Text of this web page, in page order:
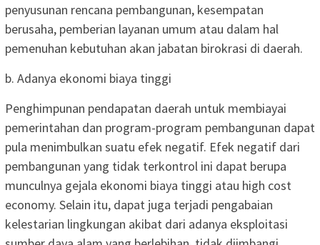
penyusunan rencana pembangunan, kesempatan
berusaha, pemberian layanan umum atau dalam hal
pemenuhan kebutuhan akan jabatan birokrasi di daerah.
b. Adanya ekonomi biaya tinggi
Penghimpunan pendapatan daerah untuk membiayai
pemerintahan dan program-program pembangunan dapat
pula menimbulkan suatu efek negatif. Efek negatif dari
pembangunan yang tidak terkontrol ini dapat berupa
munculnya gejala ekonomi biaya tinggi atau high cost
economy. Selain itu, dapat juga terjadi pengabaian
kelestarian lingkungan akibat dari adanya eksploitasi